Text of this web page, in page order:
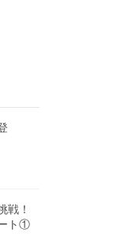
戦！
ト①